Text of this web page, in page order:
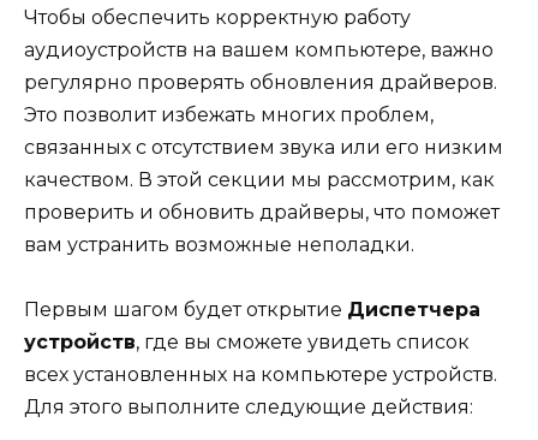
Чтобы обеспечить корректную работу
аудиоустройств на вашем компьютере, важно
регулярно проверять обновления драйверов.
Это позволит избежать многих проблем,
связанных с отсутствием звука или его низким
качеством. В этой секции мы рассмотрим, как
проверить и обновить драйверы, что поможет
вам устранить возможные неполадки.
Первым шагом будет открытие Диспетчера
устройств, где вы сможете увидеть список
всех установленных на компьютере устройств.
Для этого выполните следующие действия: